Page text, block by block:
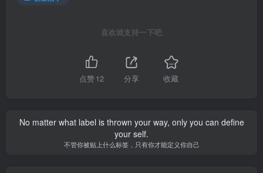
喜欢就支持一下吧
点赞12 分享 收藏
No matter what label is thrown your way, only you can define
your self.
不管你被贴上什么标签，只有你才能定义你自己